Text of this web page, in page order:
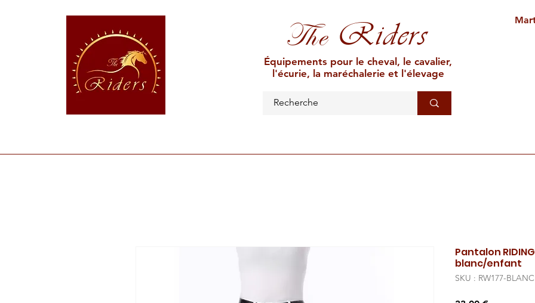
TheRiders
Équipements pour le cheval, le cavalier,
l'écurie, la maréchalerie et l'élevage
Pantalon
blanc/enfant
SKU : RW177-BLANC